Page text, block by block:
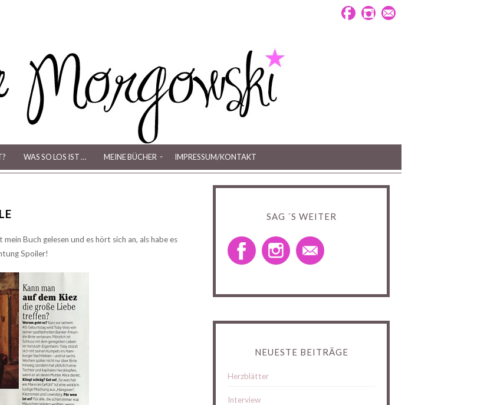
WAS SO LOS IST … MEINE BÜCHER IMPRESSUM/KONTAKT
Buch gelesen und es hört sich an, als habe es
Spoiler!
SAG ´S WEITER
NEUESTE BEITRÄGE
Herzblätter
Interview